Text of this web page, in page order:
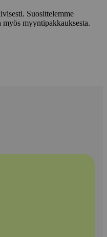
Suosittelemme
myös myyntipakkauksesta.